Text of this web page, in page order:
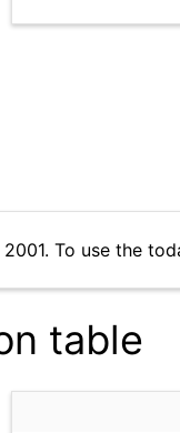
To use the
table